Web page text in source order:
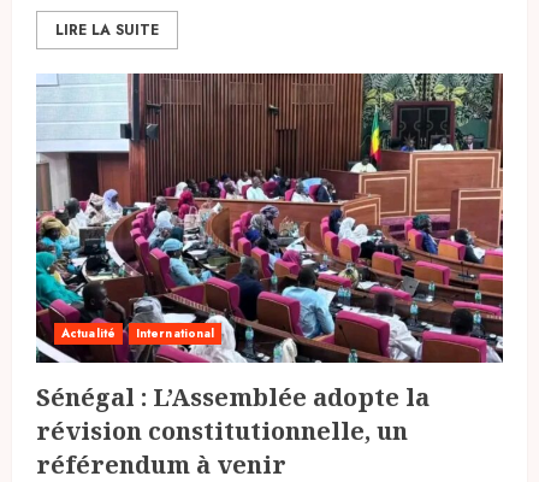
LIRE LA SUITE
Actualité International
Sénégal : L’Assemblée adopte la
révision constitutionnelle, un
référendum à venir